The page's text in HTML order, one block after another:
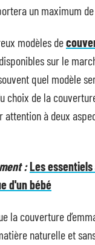
un maximum
modèles de
disponibles sur le
quel modèle
choix de la
attention à deux
:Les
d'un bébé
la couverture
naturelle et